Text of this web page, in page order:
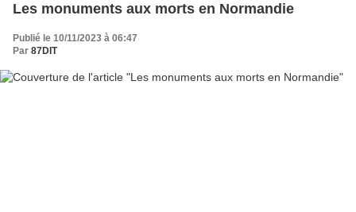
Les monuments aux morts en Normandie
Publié le 10/11/2023 à 06:47
Par 87DIT